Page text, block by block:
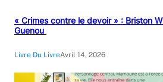
« Crimes contre le devoir » : Briston
Guenou
Livre Du LivreAvril 14, 2026